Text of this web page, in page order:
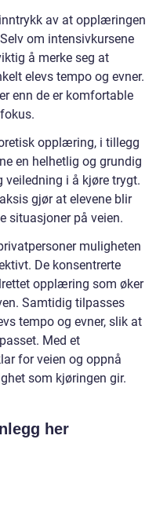
av at opplæringen
om intensivkursene
å merke seg at
elevs tempo og evner.
enn de er komfortable
opplæring, i tillegg
en helhetlig og grundig
veiledning i å kjøre trygt.
gjør at elevene blir
situasjoner på veien.
muligheten
De konsentrerte
opplæring som øker
Samtidig tilpasses
tempo og evner, slik at
Med et
for veien og oppnå
som kjøringen gir.
her